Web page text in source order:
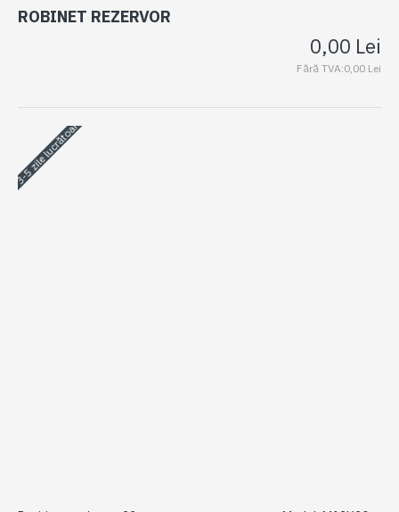
ROBINET REZERVOR
0,00 Lei
Fără TVA:0,00 Lei
3-5 zile lucrătoare